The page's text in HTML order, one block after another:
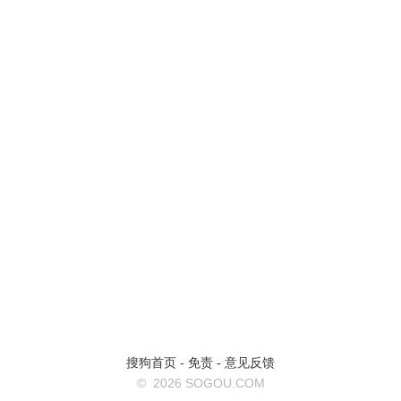
搜狗首页 - 免责 - 意见反馈
© 2026 SOGOU.COM